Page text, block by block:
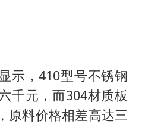
示，410型号不锈钢
千元，而304材质板
原料价格相差高达三